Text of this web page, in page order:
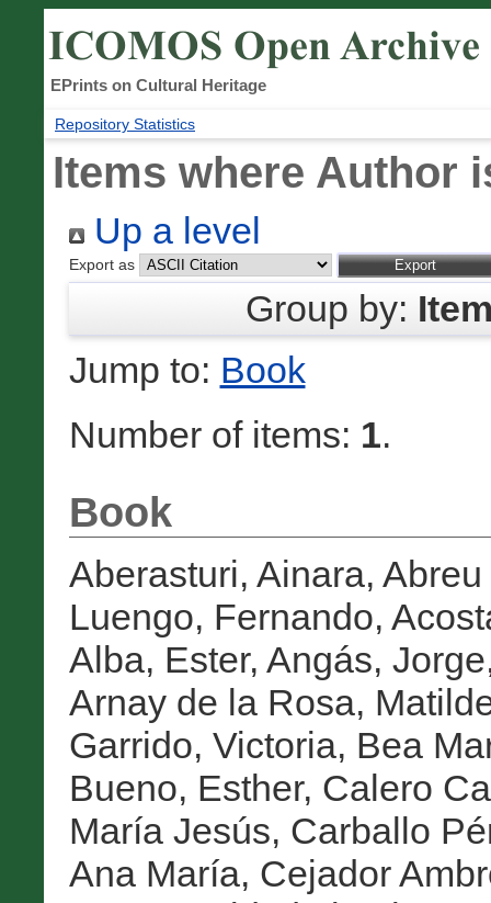
EPrints on Cultural Heritage
Repository Statistics
Items where Author
Up a level
Export as
Group by:
Jump to: Book
Number of items: 1.
Book
Aberasturi, Ainara,
Luengo, Fernando,
Alba, Ester, Angás, Jorge
Arnay de la Rosa,
Garrido, Victoria, Bea
Bueno, Esther, Calero
María Jesús, Carballo
Ana María, Cejador